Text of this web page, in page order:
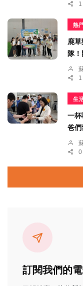
熱
鹿
隊
生
一
爸們
0
訂閱我們的